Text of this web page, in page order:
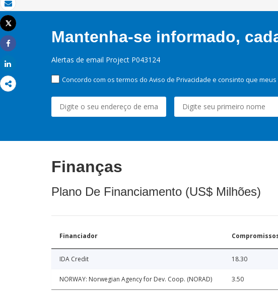
Email
Imprimir
Tweet
Share
Mantenha-se informado,
Alertas de email Project P043124
Concordo com os termos do Aviso de Privacidade e consinto que
Finanças
Plano De Financiamento (US$ Milhões)
Financiador
IDA Credit 18.30
NORWAY: Norwegian Agency for Dev. Coop. (NORAD) 3.50